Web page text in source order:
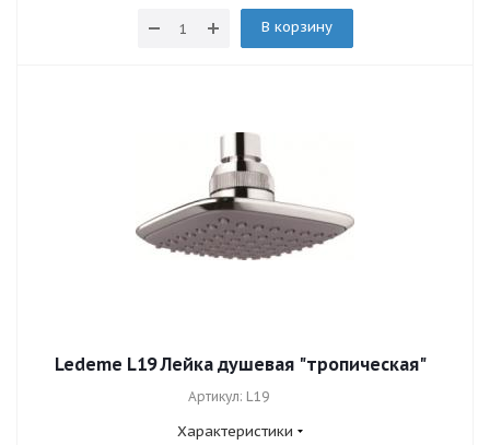
В корзину
Ledeme L19 Лейка душевая "тропическая"
Артикул: L19
Характеристики